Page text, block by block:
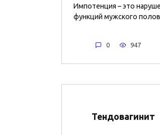
Импотенция – это
функций мужского
0 947
Тендовагинит